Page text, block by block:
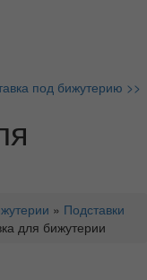
под бижутерию >>
» Подставки
для бижутерии